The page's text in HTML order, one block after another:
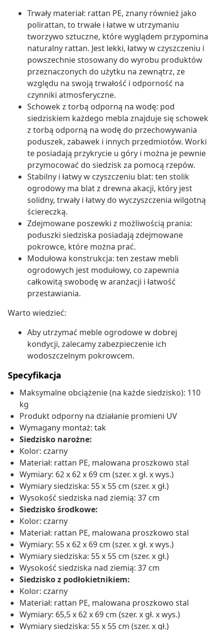
Trwały materiał: rattan PE, znany również jako
polirattan, to trwałe i łatwe w utrzymaniu
tworzywo sztuczne, które wyglądem przypomina
naturalny rattan. Jest lekki, łatwy w czyszczeniu i
powszechnie stosowany do wyrobu produktów
przeznaczonych do użytku na zewnątrz, ze
względu na swoją trwałość i odporność na
czynniki atmosferyczne.
Schowek z torbą odporną na wodę: pod
siedziskiem każdego mebla znajduje się schowek
z torbą odporną na wodę do przechowywania
poduszek, zabawek i innych przedmiotów. Worki
te posiadają przykrycie u góry i można je pewnie
przymocować do siedzisk za pomocą rzepów.
Stabilny i łatwy w czyszczeniu blat: ten stolik
ogrodowy ma blat z drewna akacji, który jest
solidny, trwały i łatwy do wyczyszczenia wilgotną
ściereczką.
Zdejmowane poszewki z możliwością prania:
poduszki siedziska posiadają zdejmowane
pokrowce, które można prać.
Modułowa konstrukcja: ten zestaw mebli
ogrodowych jest modułowy, co zapewnia
całkowitą swobodę w aranżacji i łatwość
przestawiania.
Warto wiedzieć:
Aby utrzymać meble ogrodowe w dobrej
kondycji, zalecamy zabezpieczenie ich
wodoszczelnym pokrowcem.
Specyfikacja
Maksymalne obciążenie (na każde siedzisko): 110
kg
Produkt odporny na działanie promieni UV
Wymagany montaż: tak
Siedzisko narożne:
Kolor: czarny
Materiał: rattan PE, malowana proszkowo stal
Wymiary: 62 x 62 x 69 cm (szer. x gł. x wys.)
Wymiary siedziska: 55 x 55 cm (szer. x gł.)
Wysokość siedziska nad ziemią: 37 cm
Siedzisko środkowe:
Kolor: czarny
Materiał: rattan PE, malowana proszkowo stal
Wymiary: 55 x 62 x 69 cm (szer. x gł. x wys.)
Wymiary siedziska: 55 x 55 cm (szer. x gł.)
Wysokość siedziska nad ziemią: 37 cm
Siedzisko z podłokietnikiem:
Kolor: czarny
Materiał: rattan PE, malowana proszkowo stal
Wymiary: 65,5 x 62 x 69 cm (szer. x gł. x wys.)
Wymiary siedziska: 55 x 55 cm (szer. x gł.)